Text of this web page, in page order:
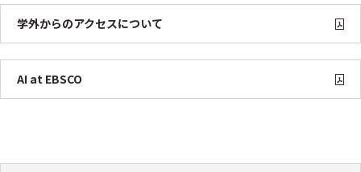
学外からのアクセスについて
AI at EBSCO